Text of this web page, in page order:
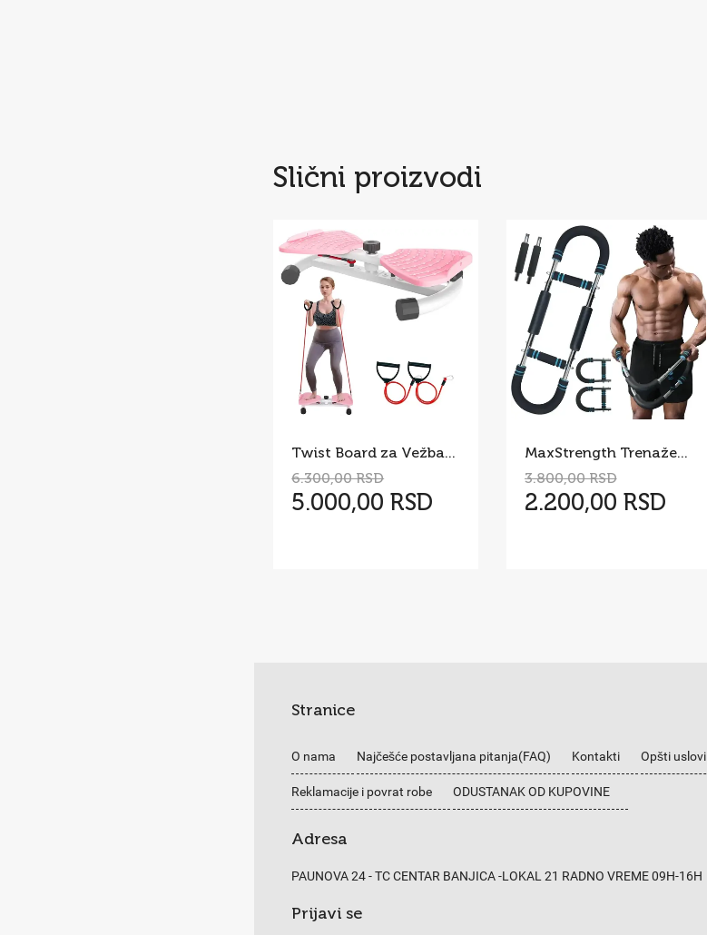
Slični proizvodi
Twist Board za Vežbanje – Rotaciona Sprava za Struk i Stomak
6.300,00 RSD
5.000,00 RSD
MaxStrength Trenažer za Jačanje Celog Tela
3.800,00 RSD
2.200,00 RSD
Stranice
O nama Najčešće postavljana pitanja(FAQ) Kontakti Opšti uslovi
Reklamacije i povrat robe ODUSTANAK OD KUPOVINE
Adresa
PAUNOVA 24 - TC CENTAR BANJICA -LOKAL 21 RADNO VREME 09H-16H
Prijavi se